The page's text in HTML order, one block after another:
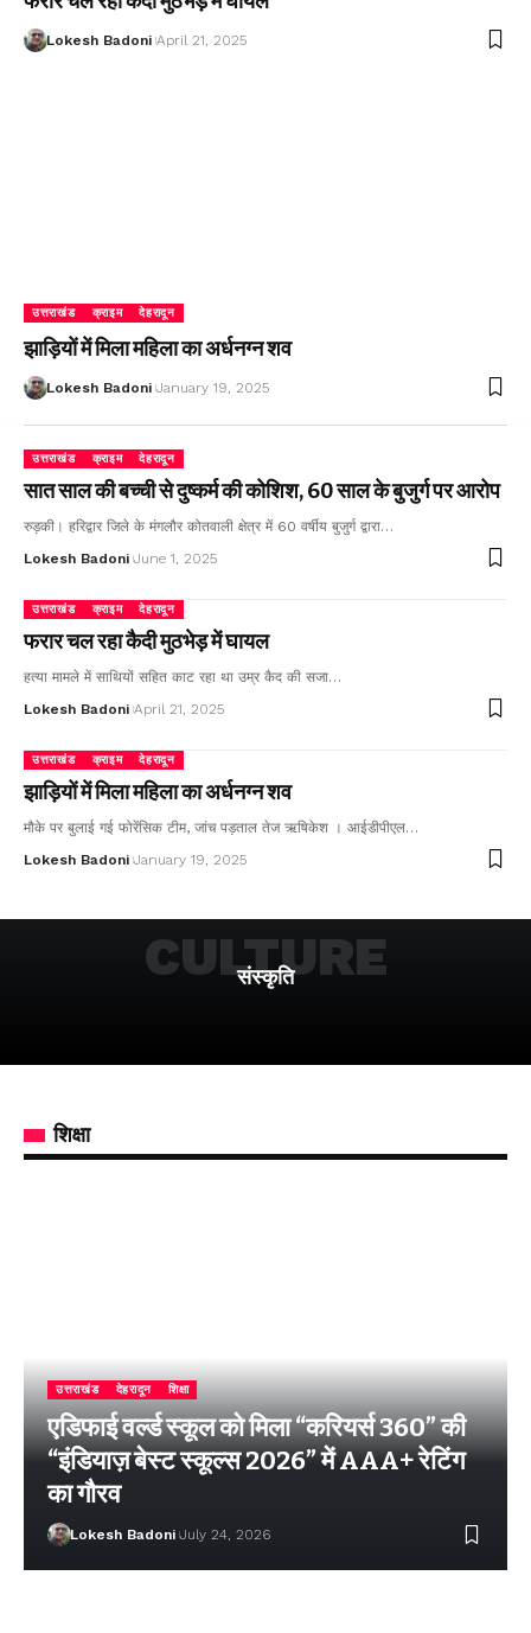
Lokesh Badoni April 21, 2025
उत्तराखंड क्राइम देहरादून
झाड़ियों में मिला महिला का अर्धनग्न शव
Lokesh Badoni January 19, 2025
उत्तराखंड क्राइम देहरादून
सात साल की बच्ची से दुष्कर्म की कोशिश, 60 साल के बुजुर्ग पर आरोप
रुड़की। हरिद्वार जिले के मंगलौर कोतवाली क्षेत्र में 60 वर्षीय बुजुर्ग द्वारा…
Lokesh Badoni June 1, 2025
उत्तराखंड क्राइम देहरादून
फरार चल रहा कैदी मुठभेड़ में घायल
हत्या मामले में साथियों सहित काट रहा था उम्र कैद की सजा…
Lokesh Badoni April 21, 2025
उत्तराखंड क्राइम देहरादून
झाड़ियों में मिला महिला का अर्धनग्न शव
मौके पर बुलाई गई फोरेंसिक टीम, जांच पड़ताल तेज ऋषिकेश । आईडीपीएल…
Lokesh Badoni January 19, 2025
संस्कृति
CULTURE
शिक्षा
उत्तराखंड देहरादून शिक्षा
एडिफाई वर्ल्ड स्कूल को मिला “करियर्स 360” की
“इंडियाज़ बेस्ट स्कूल्स 2026” में AAA+ रेटिंग
का गौरव
Lokesh Badoni July 24, 2026